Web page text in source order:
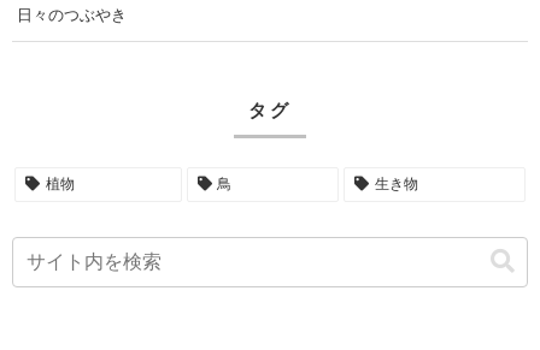
日々のつぶやき
タグ
植物 鳥 生き物